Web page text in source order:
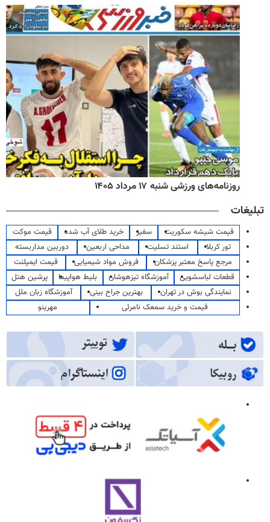
روزنامه‌های ورزشی شنبه ۱۷ مرداد ۱۴۰۵
تبلیغات
قیمت شیشه سکوریت سفیر خرید طلای آب شده
قیمت موکت
تور کربلا
استند تسلیت مداحی اربعین
دوربین مداربسته
مرجع پاسخ معتبر پزشکان
فروش مواد شیمیایی
قیمت ایمپلنت
قطعات لباسشویی
آموزشگاه تیزهوشان بلیط هواپیما
پرشین هتل
نمایندگی بوش در تهران
بهترین جراح بینی
آموزشگاه زبان ملل
قیمت و خرید سمعک نامرئی
مهرینو